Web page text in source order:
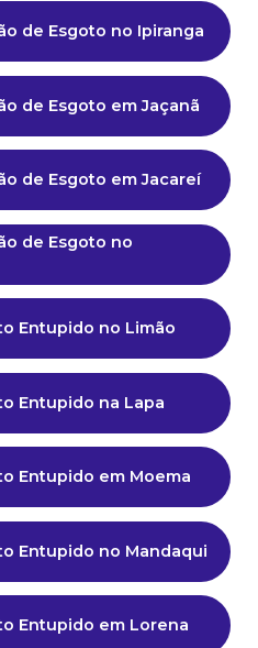
de Esgoto no Ipiranga
de Esgoto em Jaçanã
de Esgoto em Jacareí
de Esgoto no
Entupido no Limão
Entupido na Lapa
Entupido em Moema
Entupido no Mandaqui
Entupido em Lorena